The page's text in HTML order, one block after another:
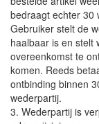
bedraagt echter 30
Gebruiker stelt de
haalbaar is en stelt
overeenkomst te
komen. Reeds
ontbinding binnen
wederpartij.
3. Wederpartij is